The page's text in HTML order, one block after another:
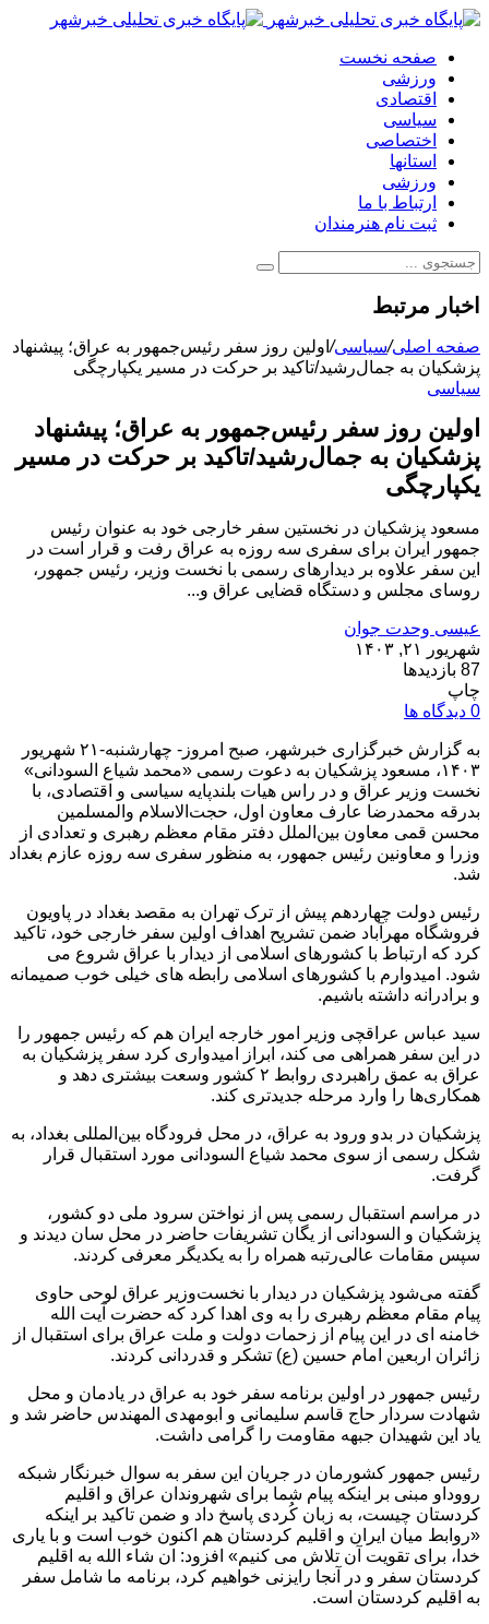
صفحه نخست
ورزشی
اقتصادی
سیاسی
اختصاصی
استانها
ورزشی
ارتباط با ما
ثبت نام هنرمندان
اخبار مرتبط
صفحه اصلی/سیاسی/اولین روز سفر رئیس‌جمهور به عراق؛ پیشنهاد
پزشکیان به جمال‌رشید/تاکید بر حرکت در مسیر یکپارچگی
سیاسی
اولین روز سفر رئیس‌جمهور به عراق؛ پیشنهاد
پزشکیان به جمال‌رشید/تاکید بر حرکت در مسیر
یکپارچگی
مسعود پزشکیان در نخستین سفر خارجی خود به عنوان رئیس
جمهور ایران برای سفری سه روزه به عراق رفت و قرار است در
این سفر علاوه بر دیدارهای رسمی با نخست وزیر، رئیس جمهور،
روسای مجلس و دستگاه قضایی عراق و...
عیسی وحدت جوان
شهریور ۲۱, ۱۴۰۳
87 بازدیدها
چاپ
0 دیدگاه ها
به گزارش خبرگزاری خبرشهر، صبح امروز- چهارشنبه-۲۱ شهریور
۱۴۰۳، مسعود پزشکیان به دعوت رسمی «محمد شیاع السودانی»
نخست وزیر عراق و در راس هیات بلندپایه سیاسی و اقتصادی، با
بدرقه محمدرضا عارف معاون اول، حجت‌الاسلام والمسلمین
محسن قمی معاون بین‌الملل دفتر مقام معظم رهبری و تعدادی از
وزرا و معاونین رئیس جمهور، به منظور سفری سه روزه عازم بغداد
شد.
رئیس دولت چهاردهم پیش از ترک تهران به مقصد بغداد در پاویون
فروشگاه مهرآباد ضمن تشریح اهداف اولین سفر خارجی خود، تاکید
کرد که ارتباط با کشورهای اسلامی از دیدار با عراق شروع می
شود. امیدوارم با کشورهای اسلامی رابطه های خیلی خوب صمیمانه
و برادرانه داشته باشیم.
سید عباس عراقچی وزیر امور خارجه ایران هم که رئیس جمهور را
در این سفر همراهی می کند، ابراز امیدواری کرد سفر پزشکیان به
عراق به عمق راهبردی روابط ۲ کشور وسعت بیشتری دهد و
همکاری‌ها را وارد مرحله جدیدتری کند.
پزشکیان در بدو ورود به عراق، در محل فرودگاه بین‌المللی بغداد، به
شکل رسمی از سوی محمد شیاع السودانی مورد استقبال قرار
گرفت.
در مراسم استقبال رسمی پس از نواختن سرود ملی دو کشور،
پزشکیان و السودانی از یگان تشریفات حاضر در محل سان دیدند و
سپس مقامات عالی‌رتبه همراه را به یکدیگر معرفی کردند.
گفته می‌شود پزشکیان در دیدار با نخست‌وزیر عراق لوحی حاوی
پیام مقام معظم رهبری را به وی اهدا کرد که حضرت آیت الله
خامنه ای در این پیام از زحمات دولت و ملت عراق برای استقبال از
زائران اربعین امام حسین (ع) تشکر و قدردانی کردند.
رئیس جمهور در اولین برنامه سفر خود به عراق در یادمان و محل
شهادت سردار حاج قاسم سلیمانی و ابومهدی المهندس حاضر شد و
یاد این شهیدان جبهه مقاومت را گرامی داشت.
رئیس جمهور کشورمان در جریان این سفر به سوال خبرنگار شبکه
رووداو مبنی بر اینکه پیام شما برای شهروندان عراق و اقلیم
کردستان چیست، به زبان کُردی پاسخ داد و ضمن تاکید بر اینکه
«روابط میان ایران و اقلیم کردستان هم اکنون خوب است و با یاری
خدا، برای تقویت آن تلاش می کنیم» افزود: ان شاء الله به اقلیم
کردستان سفر و در آنجا رایزنی خواهیم کرد، برنامه ما شامل سفر
به اقلیم کردستان است.